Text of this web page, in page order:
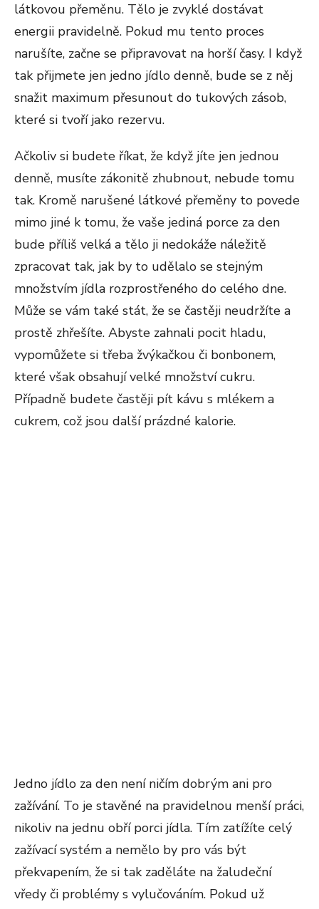
látkovou přeměnu. Tělo je zvyklé dostávat
energii pravidelně. Pokud mu tento proces
narušíte, začne se připravovat na horší časy. I když
tak přijmete jen jedno jídlo denně, bude se z něj
snažit maximum přesunout do tukových zásob,
které si tvoří jako rezervu.
Ačkoliv si budete říkat, že když jíte jen jednou
denně, musíte zákonitě zhubnout, nebude tomu
tak. Kromě narušené látkové přeměny to povede
mimo jiné k tomu, že vaše jediná porce za den
bude příliš velká a tělo ji nedokáže náležitě
zpracovat tak, jak by to udělalo se stejným
množstvím jídla rozprostřeného do celého dne.
Může se vám také stát, že se častěji neudržíte a
prostě zhřešíte. Abyste zahnali pocit hladu,
vypomůžete si třeba žvýkačkou či bonbonem,
které však obsahují velké množství cukru.
Případně budete častěji pít kávu s mlékem a
cukrem, což jsou další prázdné kalorie.
Jedno jídlo za den není ničím dobrým ani pro
zažívání. To je stavěné na pravidelnou menší práci,
nikoliv na jednu obří porci jídla. Tím zatížíte celý
zažívací systém a nemělo by pro vás být
překvapením, že si tak zaděláte na žaludeční
vředy či problémy s vylučováním. Pokud už